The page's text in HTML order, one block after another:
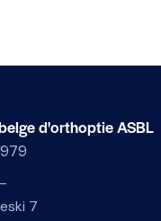
d'orthoptie ASBL
7